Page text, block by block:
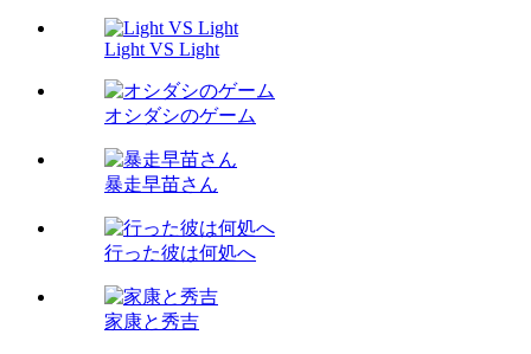
Light VS Light
オシダシのゲーム
暴走早苗さん
行った彼は何処へ
家康と秀吉